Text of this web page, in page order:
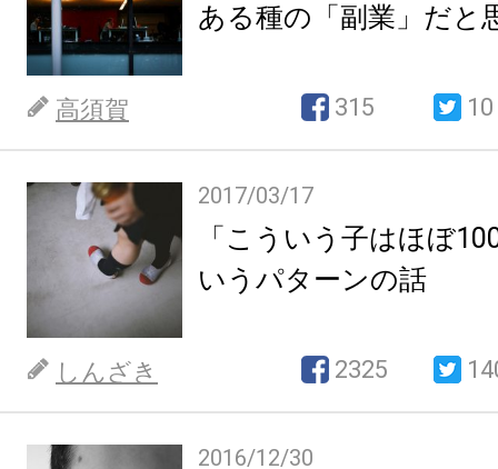
ある種の「副業」だと
高須賀 315 10
2017/03/17
「こういう子はほぼ
いうパターンの話
しんざき 2325
2016/12/30